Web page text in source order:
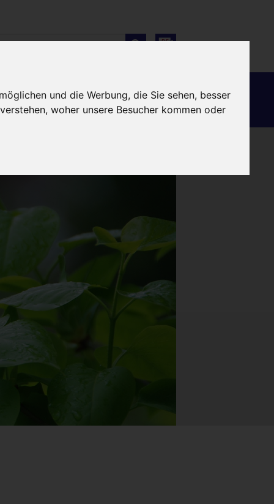
und die Werbung, die Sie sehen, besser
woher unsere Besucher kommen oder
DE
Finanzierung Globalisierung